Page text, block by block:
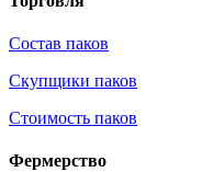
Состав паков
Скупщики паков
Стоимость паков
Фермерство